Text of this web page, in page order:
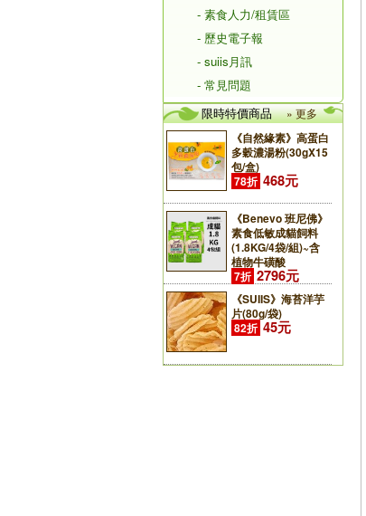
- 素食人力/租賃區
- 歷史電子報
- suiis月訊
- 常見問題
限時特價商品
» 更多
《自然緣素》高蛋白
多穀濃湯粉(30gX15
包/盒)
78折 468元
《Benevo 班尼佛》
素食低敏成貓飼料
(1.8KG/4袋/組)~含
植物牛磺酸
7折 2796元
《SUIIS》海苔洋芋
片(80g/袋)
82折 45元